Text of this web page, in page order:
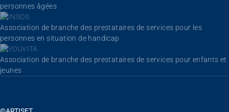
personnes âgées
Association de branche des prestataires de services pour les
personnes en situation de handicap
Association de branche des prestataires de services pour enfants et
jeunes